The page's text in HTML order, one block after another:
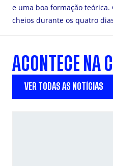
e uma boa formação
cheios durante os quatro
ACONTECE NA
VER TODAS AS NOTÍCIAS